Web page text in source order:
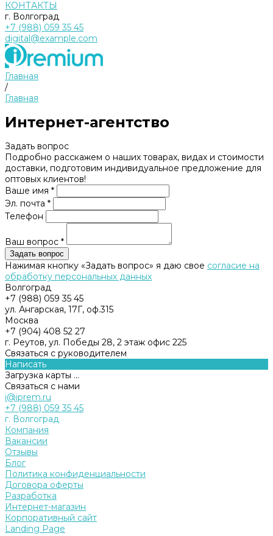
КОНТАКТЫ
г. Волгоград
+7 (988) 059 35 45
digital@example.com
Главная
/
Главная
Интернет-агентство
Задать вопрос
Подробно расскажем о наших товарах, видах и стоимости
доставки, подготовим индивидуальное предложение для
оптовых клиентов!
Ваше имя *
Эл. почта *
Телефон
Ваш вопрос *
Нажимая кнопку «Задать вопрос» я даю свое согласие на
обработку персональных данных
Волгоград
+7 (988) 059 35 45
ул. Ангарская, 17Г, оф.315
Москва
+7 (904) 408 52 27
г. Реутов, ул. Победы 28, 2 этаж офис 225
Связаться с руководителем
Написать
Загрузка карты ...
Связаться с нами
i@iprem.ru
+7 (988) 059 35 45
г. Волгоград
Компания
Вакансии
Отзывы
Блог
Политика конфиденциальности
Договора оферты
Разработка
Интернет-магазин
Корпоративный сайт
Landing Page